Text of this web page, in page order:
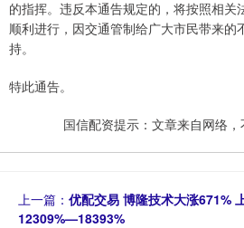
的指挥。违反本通告规定的，将按照相关
顺利进行，因交通管制给广大市民带来的
持。
特此通告。
国信配资提示：文章来自网络，
上一篇： 优配交易 博隆技术大涨671%
12309%—18393%